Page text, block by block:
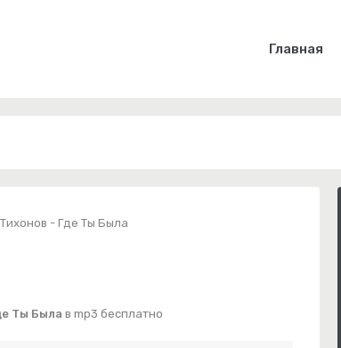
Главная
Тихонов - Где Ты Была
Ты Была в mp3 бесплатно